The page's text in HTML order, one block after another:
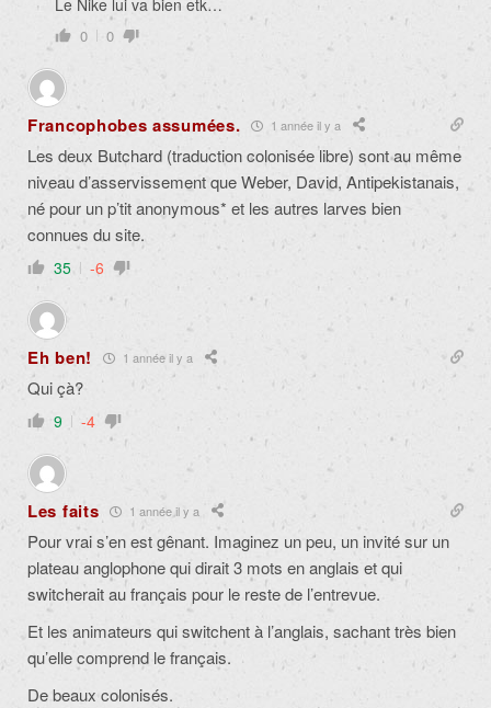
Le Nike lui va bien etk…
0 0
Francophobes assumées. 1 année il y a
Les deux Butchard (traduction colonisée libre) sont au même
niveau d’asservissement que Weber, David, Antipekistanais,
né pour un p’tit anonymous* et les autres larves bien
connues du site.
35 -6
Eh ben! 1 année il y a
Qui çà?
9 -4
Les faits 1 année il y a
Pour vrai s’en est gênant. Imaginez un peu, un invité sur un
plateau anglophone qui dirait 3 mots en anglais et qui
switcherait au français pour le reste de l’entrevue.
Et les animateurs qui switchent à l’anglais, sachant très bien
qu’elle comprend le français.
De beaux colonisés.